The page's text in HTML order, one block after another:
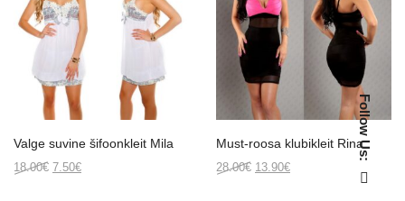
Valge suvine šifoonkleit Mila
18.00€ Original
7.50€Current
Must-roosa klubikleit Rina
28.00€ Original
13.90€Current
Follow Us: